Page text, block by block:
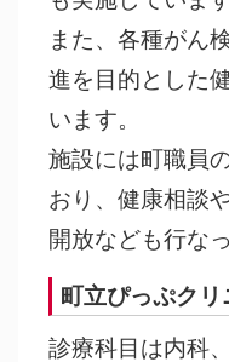
また、各種がん
進を目的とした
います。
施設には町職員
おり、健康相談
開放なども行な
町立ぴっぷクリ
診療科目は内科